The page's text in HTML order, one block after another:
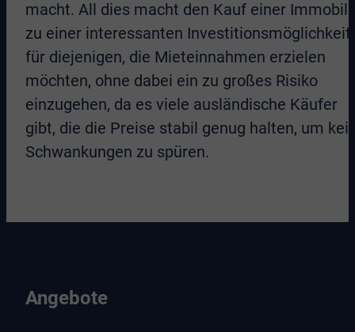
macht. All dies macht den Kauf einer
zu einer interessanten Investitionsmöglichkeit
für diejenigen, die Mieteinnahmen erzielen
möchten, ohne dabei ein zu großes Risiko
einzugehen, da es viele ausländische Käufer
gibt, die die Preise stabil genug halten, um
Schwankungen zu spüren.
Angebote